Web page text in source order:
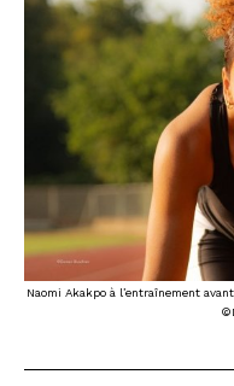
Naomi Akakpo à l’entraînement